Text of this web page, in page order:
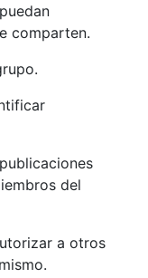
comparten.
del
a otros